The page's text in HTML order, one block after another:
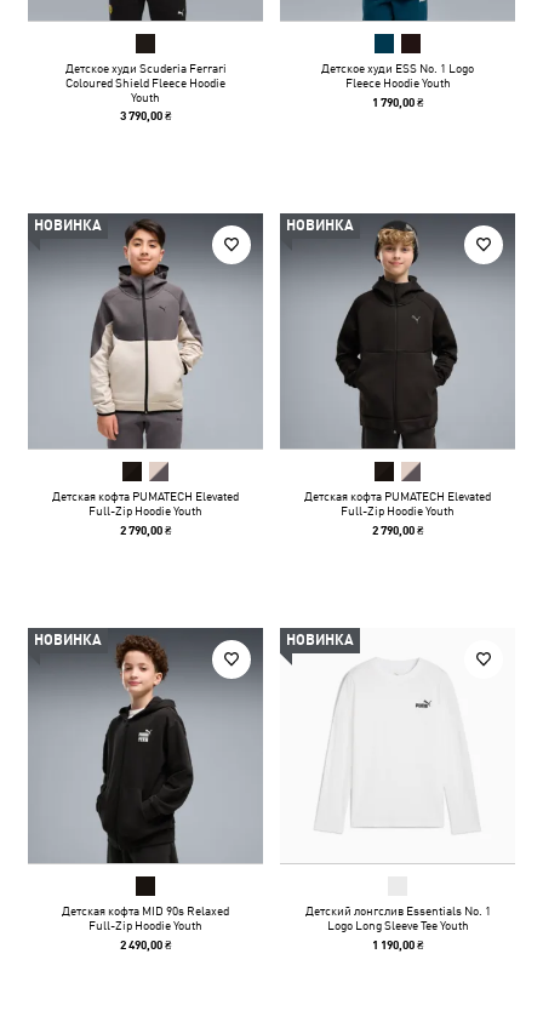
Детское худи Scuderia Ferrari
Coloured Shield Fleece Hoodie
Youth
3 790,00 ₴
Детское худи ESS No. 1 Logo
Fleece Hoodie Youth
1 790,00 ₴
НОВИНКА
Детская кофта PUMATECH Elevated
Full-Zip Hoodie Youth
2 790,00 ₴
НОВИНКА
Детская кофта PUMATECH Elevated
Full-Zip Hoodie Youth
2 790,00 ₴
НОВИНКА
Детская кофта MID 90s Relaxed
Full-Zip Hoodie Youth
2 490,00 ₴
НОВИНКА
Детский лонгслив Essentials No. 1
Logo Long Sleeve Tee Youth
1 190,00 ₴